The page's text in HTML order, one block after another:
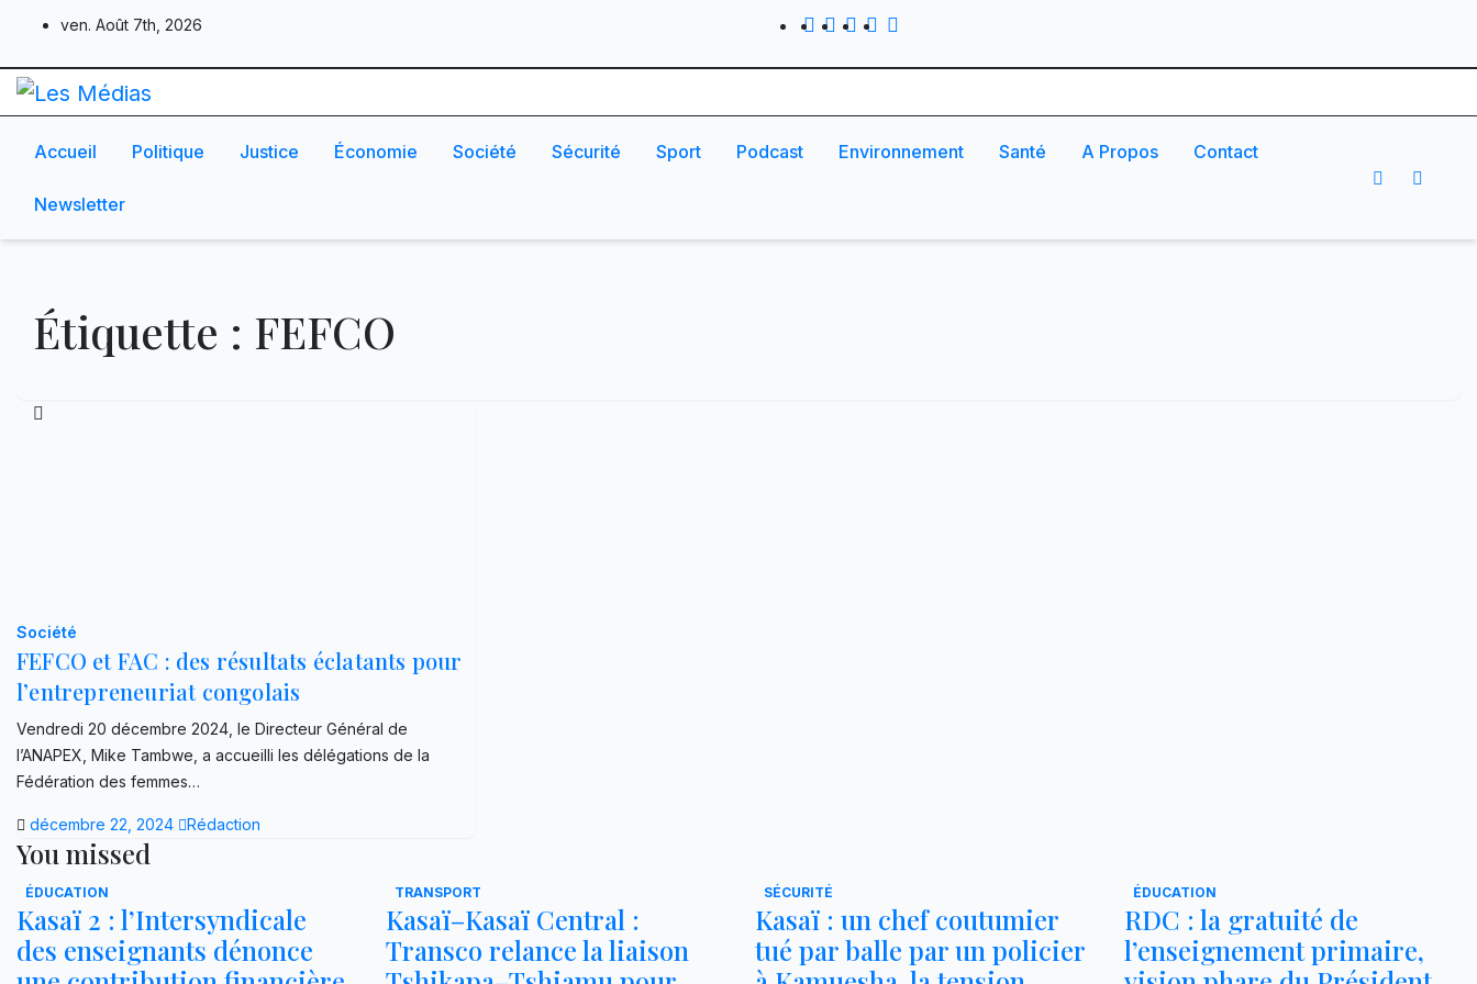
content
ven. Août 7th, 2026
Accueil Politique Justice Économie Société Sécurité Sport Podcast Environnement Santé A Propos Contact
Newsletter
Étiquette : FEFCO
Société
FEFCO et FAC : des résultats éclatants pour
l’entrepreneuriat congolais
Vendredi 20 décembre 2024, le Directeur Général de
l’ANAPEX, Mike Tambwe, a accueilli les délégations de la
Fédération des femmes…
décembre 22, 2024 Rédaction
You missed
ÉDUCATION
Kasaï 2 : l’Intersyndicale
des enseignants dénonce
TRANSPORT
Kasaï–Kasaï Central :
Transco relance la liaison
SÉCURITÉ
Kasaï : un chef coutumier
tué par balle par un policier
ÉDUCATION
RDC : la gratuité de
l’enseignement primaire,